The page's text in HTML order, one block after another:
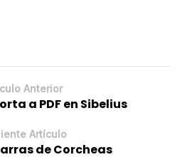
Anterior
a PDF en Sibelius
Artículo
de Corcheas